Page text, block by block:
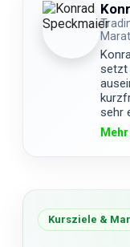
setzt
sehr
Kursziele &